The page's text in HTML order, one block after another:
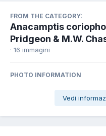
FROM THE CATEGORY:
Anacamptis
Pridgeon & M.W.
· 16 immagini
PHOTO INFORMATION
Vedi